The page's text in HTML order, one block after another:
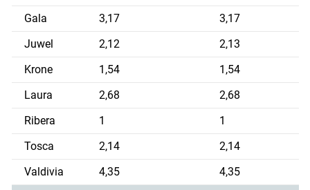
Gala
3,17 3,17
Juwel
2,12 2,13
Krone
1,54 1,54
Laura
2,68 2,68
Ribera
1 1
Tosca
2,14 2,14
Valdivia
4,35 4,35